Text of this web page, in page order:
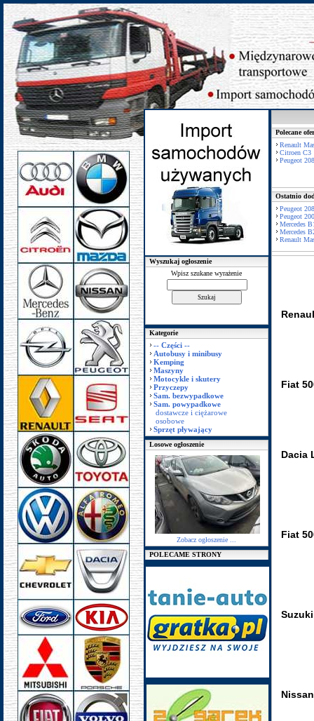
Wyszukaj ogłoszenie
Wpisz szukane wyrażenie
Kategorie
-- Części --
Autobusy i minibusy
Kemping
Maszyny
Motocykle i skutery
Przyczepy
Sam. bezwypadkowe
Sam. powypadkowe
dostawcze i ciężarowe
osobowe
Sprzęt pływający
Losowe ogłoszenie
Zobacz ogłoszenie ...
POLECAME STRONY
Polecane
Renault
Citroen C3
Peugeot 208
Ostatnio
Peugeot 208
Peugeot
Mercedes
Mercedes
Renault
Fiat
Dacia
Fiat